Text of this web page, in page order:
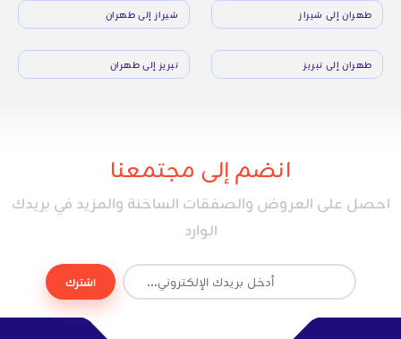
طهران إلى شيراز شيراز إلى طهران
طهران إلى تبريز تبريز إلى طهران
انضم إلى مجتمعنا
احصل على العروض والصفقات الساخنة والمزيد في بريدك
الوارد
اشترك